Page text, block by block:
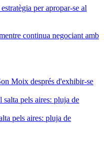
per apropar-se al
continua negociant amb
Moix després d'exhibir-se
pels aires: pluja de